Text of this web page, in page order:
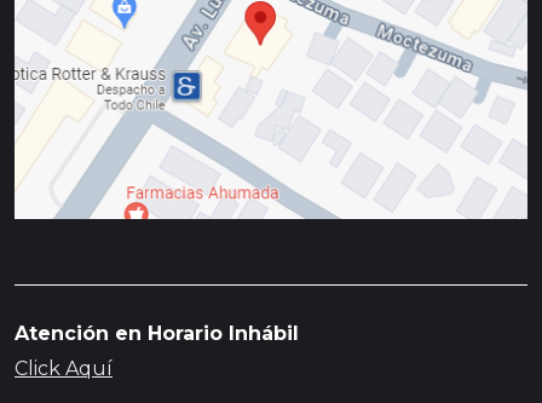
Atención en Horario Inhábil
Click Aquí